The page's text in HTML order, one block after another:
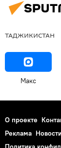
ТАДЖИКИСТАН
Макс
О проекте
Реклама